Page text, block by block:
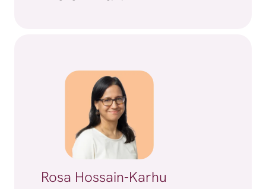
Rosa Hossain-Karhu